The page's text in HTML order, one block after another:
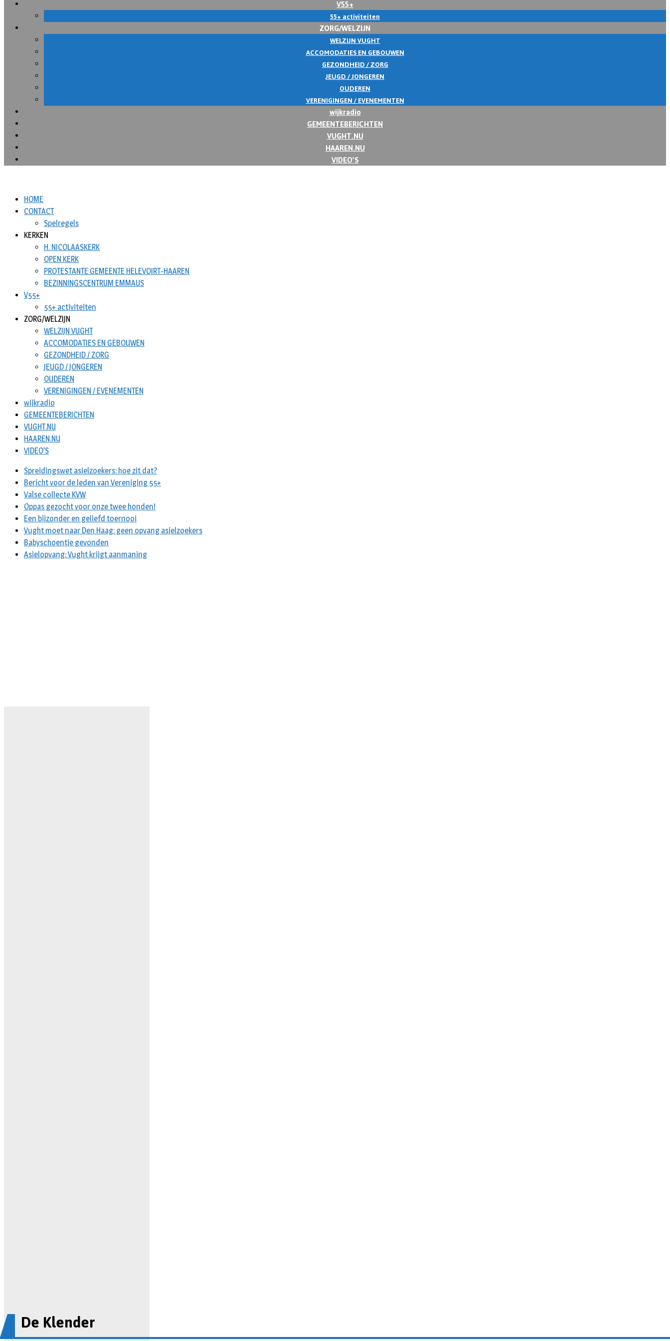
V55+
55+ activiteiten
ZORG/WELZIJN
WELZIJN VUGHT
ACCOMODATIES EN GEBOUWEN
GEZONDHEID / ZORG
JEUGD / JONGEREN
OUDEREN
VERENIGINGEN / EVENEMENTEN
wijkradio
GEMEENTEBERICHTEN
VUGHT.NU
HAAREN.NU
VIDEO’S
HOME
CONTACT
Spelregels
KERKEN
H. NICOLAASKERK
OPEN KERK
PROTESTANTE GEMEENTE HELEVOIRT-HAAREN
BEZINNINGSCENTRUM EMMAUS
V55+
55+ activiteiten
ZORG/WELZIJN
WELZIJN VUGHT
ACCOMODATIES EN GEBOUWEN
GEZONDHEID / ZORG
JEUGD / JONGEREN
OUDEREN
VERENIGINGEN / EVENEMENTEN
wijkradio
GEMEENTEBERICHTEN
VUGHT.NU
HAAREN.NU
VIDEO’S
Spreidingswet asielzoekers: hoe zit dat?
Bericht voor de leden van Vereniging 55+
Valse collecte KVW
Oppas gezocht voor onze twee honden!
Een bijzonder en geliefd toernooi
Vught moet naar Den Haag: geen opvang asielzoekers
Babyschoentje gevonden
Asielopvang: Vught krijgt aanmaning
De Klender